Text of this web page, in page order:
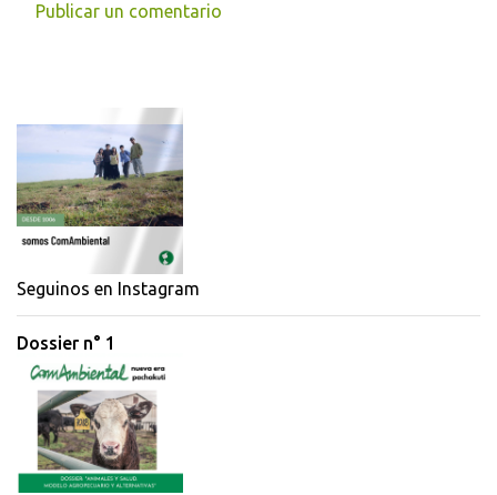
e
t
a
i
o
s
Publicar un comentario
Seguinos en Instagram
Dossier n° 1